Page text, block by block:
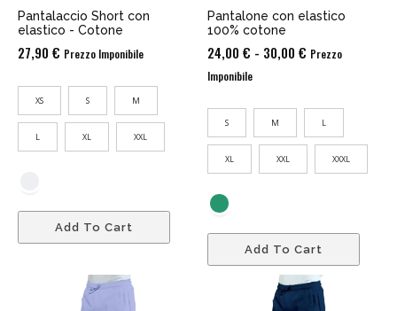
Pantalaccio Short con
elastico - Cotone
27,90 € Prezzo Imponibile
XS S M
L XL XXL
Add To Cart
Pantalone con elastico
100% cotone
24,00 € - 30,00 € Fascia
24,00 €
Prezzo
Imponibile
S M L
XL XXL XXXL
Add To Cart